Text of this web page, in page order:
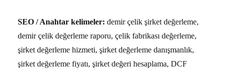
SEO / Anahtar kelimeler: demir çelik şirket değerleme,
demir çelik değerleme raporu, çelik fabrikası değerleme,
şirket değerleme hizmeti, şirket değerleme danışmanlık,
şirket değerleme fiyatı, şirket değeri hesaplama, DCF